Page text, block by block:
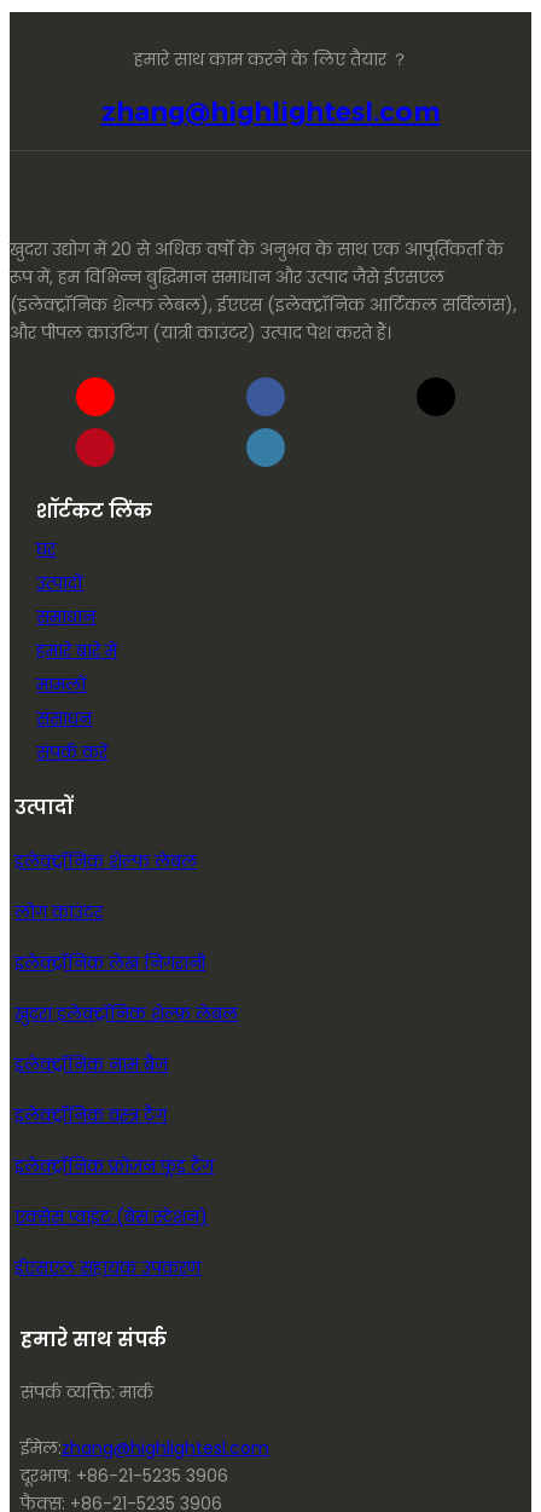
हमारे साथ काम करने के लिए तैयार ？
zhang@highlightesl.com
खुदरा उद्योग में 20 से अधिक वर्षों के अनुभव के साथ एक आपूर्तिकर्ता के
रूप में, हम विभिन्न बुद्धिमान समाधान और उत्पाद जैसे ईएसएल
(इलेक्ट्रॉनिक शेल्फ लेबल), ईएएस (इलेक्ट्रॉनिक आर्टिकल सर्विलांस),
और पीपल काउंटिंग (यात्री काउंटर) उत्पाद पेश करते हैं।
शॉर्टकट लिंक
घर
उत्पादों
समाधान
हमारे बारे में
मामलों
संसाधन
संपर्क करें
उत्पादों
इलेक्ट्रॉनिक शेल्फ लेबल
लोग काउंटर
इलेक्ट्रॉनिक लेख निगरानी
खुदरा इलेक्ट्रॉनिक शेल्फ़ लेबल
इलेक्ट्रॉनिक नाम बैज
इलेक्ट्रॉनिक वस्त्र टैग
इलेक्ट्रॉनिक फ्रोजन फूड टैग
एक्सेस प्वाइंट (बेस स्टेशन)
ईएसएल सहायक उपकरण
हमारे साथ संपर्क
संपर्क व्यक्ति: मार्क
ईमेल:zhang@highlightesl.com
दूरभाष: +86-21-5235 3906
फैक्स: +86-21-5235 3906